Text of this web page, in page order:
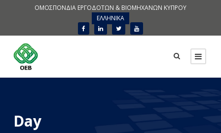
ΟΜΟΣΠΟΝΔΙΑ ΕΡΓΟΔΟΤΩΝ & ΒΙΟΜΗΧΑΝΩΝ ΚΥΠΡΟΥ
ΕΛΛΗΝΙΚΑ
Day